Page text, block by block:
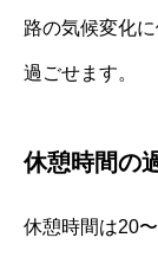
路の気候変化
過ごせます。
休憩時間の
休憩時間は20